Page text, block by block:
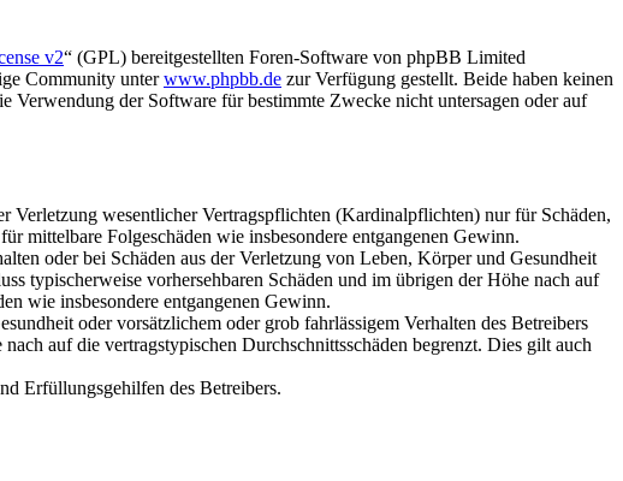
v2“ (GPL) bereitgestellten Foren-Software von phpBB Limited
Community unterwww.phpbb.de zur Verfügung gestellt. Beide haben keinen
der Software für bestimmte Zwecke nicht untersagen oder auf
wesentlicher Vertragspflichten (Kardinalpflichten) nur für Schäden,
mittelbare Folgeschäden wie insbesondere entgangenen Gewinn.
oder bei Schäden aus der Verletzung von Leben, Körper und Gesundheit
typischerweise vorhersehbaren Schäden und im übrigen der Höhe nach auf
wie insbesondere entgangenen Gewinn.
oder vorsätzlichem oder grob fahrlässigem Verhalten des Betreibers
auf die vertragstypischen Durchschnittsschäden begrenzt. Dies gilt auch
Erfüllungsgehilfen des Betreibers.